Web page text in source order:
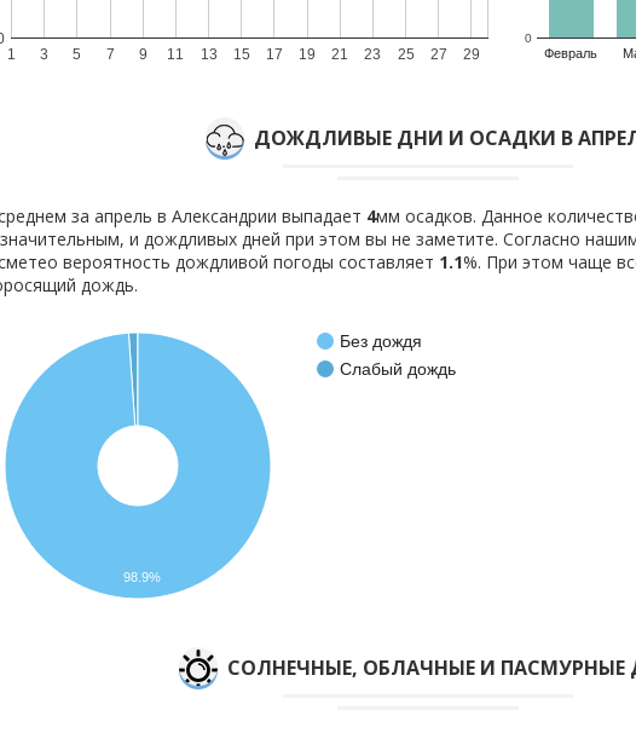
1 3 5 7 9 11 13 15 17 19 21 23 25 27 29 Февраль
0
ДОЖДЛИВЫЕ ДНИ И ОСАДКИ В
за апрель в Александрии выпадает 4мм осадков. Данное
и дождливых дней при этом вы не заметите. Согласно
вероятность дождливой погоды составляет 1.1%. При этом чаще
дождь.
Без дождя
Слабый дождь
98.9%
CОЛНЕЧНЫЕ, ОБЛАЧНЫЕ И ПАСМУРНЫЕ